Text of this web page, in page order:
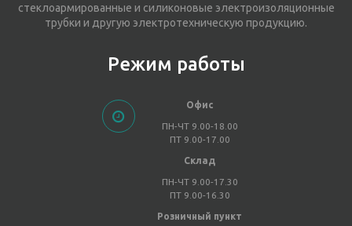
стеклоармированные и силиконовые электроизоляционные
трубки и другую электротехническую продукцию.
Режим работы
Офис
ПН-ЧТ 9.00-18.00
ПТ 9.00-17.00
Склад
ПН-ЧТ 9.00-17.30
ПТ 9.00-16.30
Розничный пункт